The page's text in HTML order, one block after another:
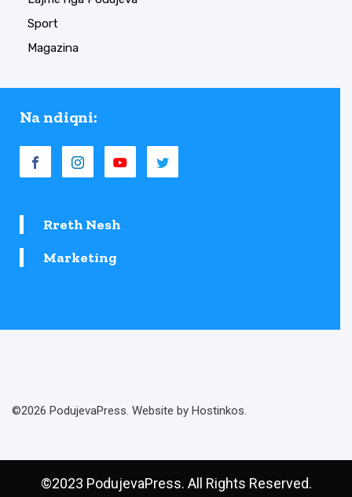
Sport
Magazina
Na ndiqni:
Rreth Nesh
Marketing
©2026 PodujevaPress. Website by Hostinkos.
©2023 PodujevaPress. All Rights Reserved.